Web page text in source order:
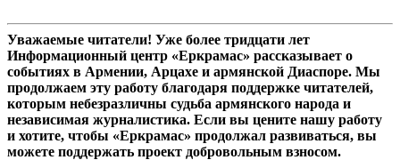
Информационным выразил мнение эксперт
по Ближнему Востоку и Кавказу Станислав
Тарасов, говоря об использовании
Азербайджаном беспилотных летательных
аппаратов 20 января, а 25 января – попытке
проникновения азербайджанской
разведывательно-диверсионной ...
Уважаемые читатели! Уже более тридцати лет
Информационный центр «Еркрамас» рассказывает о
событиях в Армении, Арцахе и армянской Диаспоре. Мы
продолжаем эту работу благодаря поддержке читателей,
которым небезразличны судьба армянского народа и
независимая журналистика. Если вы цените нашу работу
и хотите, чтобы «Еркрамас» продолжал развиваться, вы
можете поддержать проект добровольным взносом.